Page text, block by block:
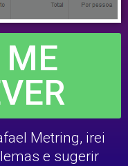
ME
Metring, irei
e sugerir